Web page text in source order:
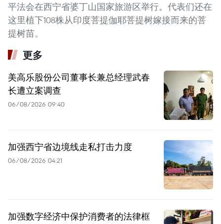
平法会在西宁省婆丁山国家旅游区举行。代表们还在
这里植下108株从印度菩提伽耶菩提树嫁接而来的菩
提树苗。
更多
美高乐股份公司董事长兼总经理武春
长遭立案调查
06/08/2026 09:40
加强西宁省边境线走私打击力度
06/08/2026 04:21
加强数字经济中保护消费者的法律框